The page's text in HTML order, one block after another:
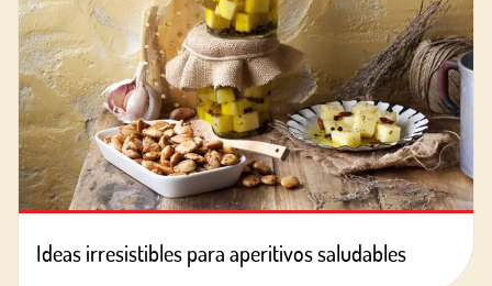
Ideas irresistibles para aperitivos saludables